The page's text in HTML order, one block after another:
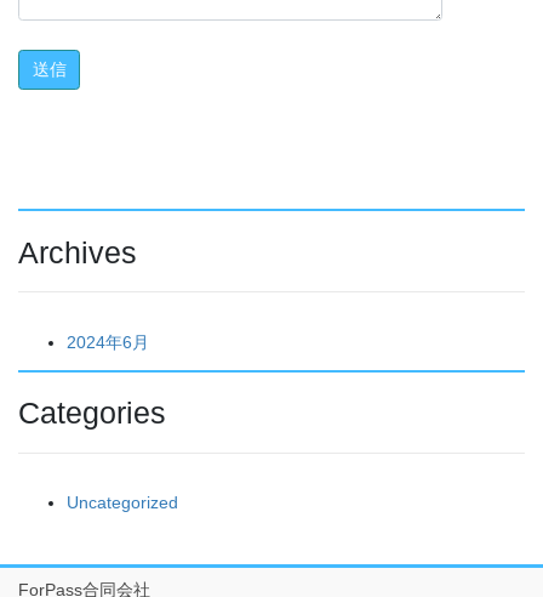
Archives
2024年6月
Categories
Uncategorized
ForPass合同会社